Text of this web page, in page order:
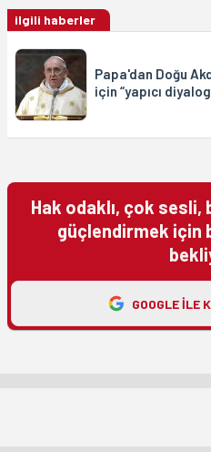
ilgili haberler
Papa'dan Doğu
için “yapıcı
Hak odaklı, çok sesli,
güçlendirmek için
GOOGLE ILE